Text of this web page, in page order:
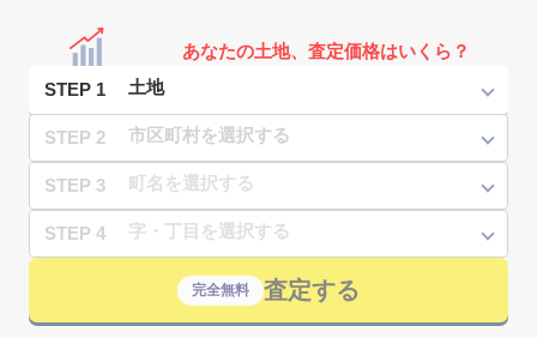
あなたの土地、査定価格はいくら？
STEP 1
STEP 2
STEP 3
STEP 4
完全無料 査定する